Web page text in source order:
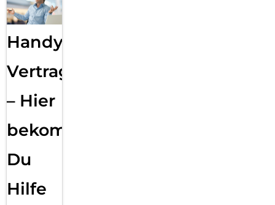
Handy
Vertragsabwicklung
– Hier
bekommst
Du
Hilfe